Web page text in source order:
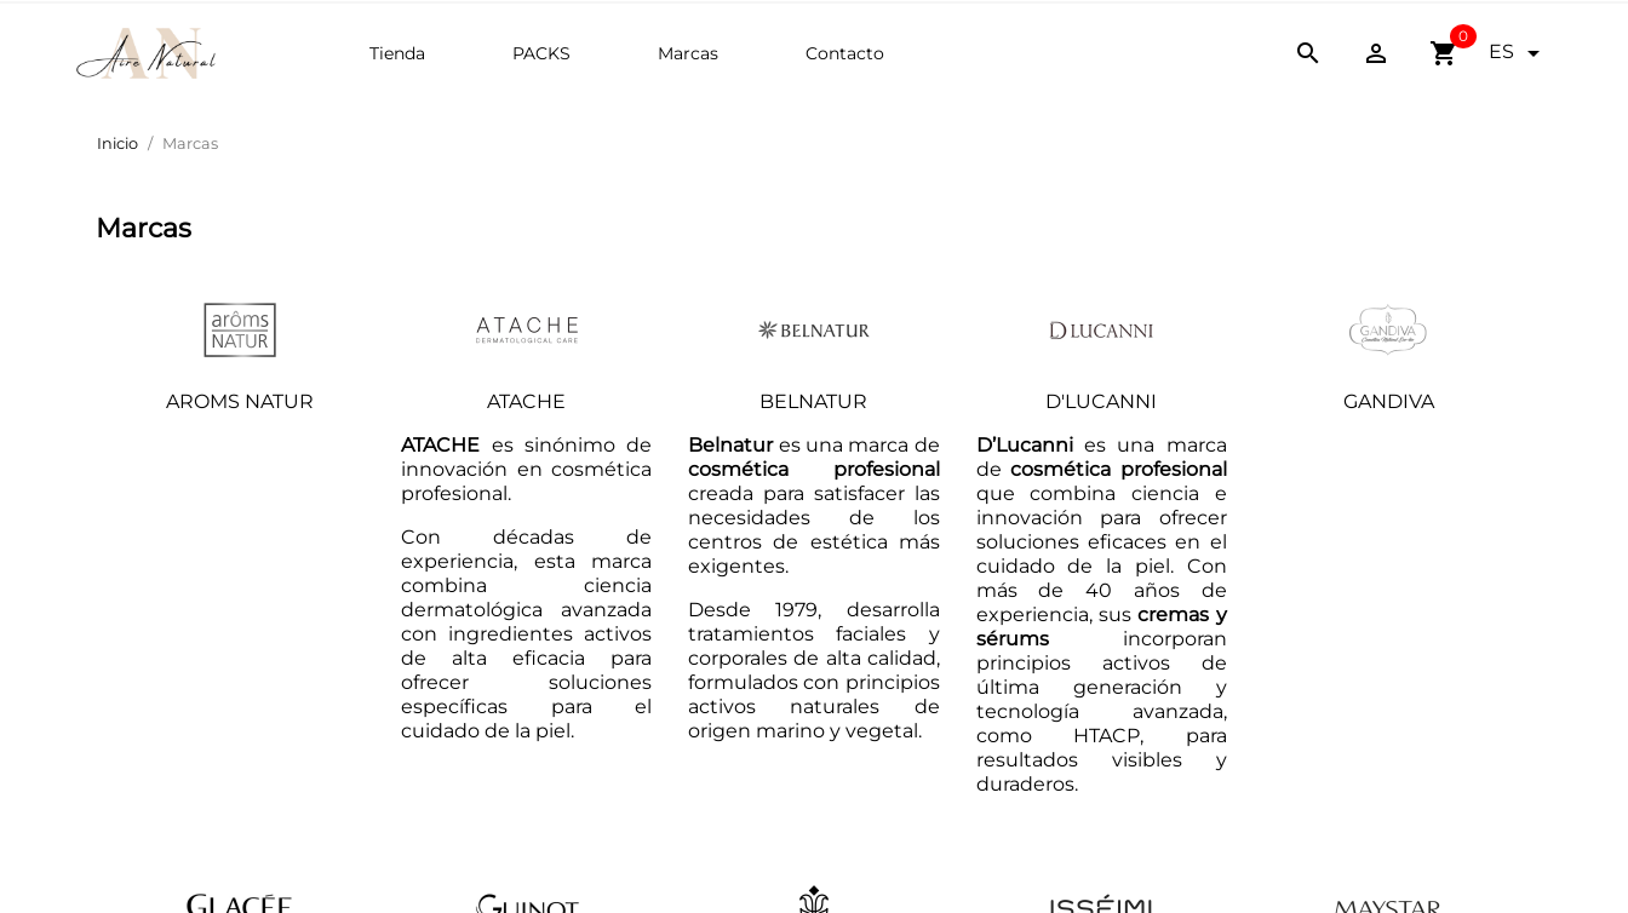
Tienda PACKS Marcas Contacto   shopping_cart
0
ES 
Inicio Marcas
Marcas
AROMS NATUR
ATACHE
ATACHE es sinónimo de
innovación en cosmética
profesional.
Con décadas de
experiencia, esta marca
combina ciencia
dermatológica avanzada
con ingredientes activos
de alta eficacia para
ofrecer soluciones
específicas para el
cuidado de la piel.
BELNATUR
Belnatures una marca de
cosmética profesional
creada para satisfacer las
necesidades de los
centros de estética más
exigentes.
Desde 1979, desarrolla
tratamientos faciales y
corporales de alta calidad,
formulados con principios
activos naturales de
origen marino y vegetal.
D'LUCANNI
D’Lucannies una marca
decosmética profesional
que combina ciencia e
innovación para ofrecer
soluciones eficaces en el
cuidado de la piel. Con
más de 40 años de
experiencia, suscremas y
sérumsincorporan
principios activos de
última generación y
tecnología avanzada,
como HTACP, para
resultados visibles y
duraderos.
GANDIVA